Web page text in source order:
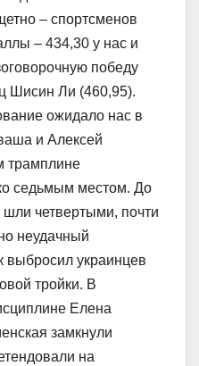
– спортсменов
– 434,30 у нас и
победу
Шисин Ли (460,95).
ожидало нас в
и Алексей
трамплине
седьмым местом. До
четвертыми, почти
неудачный
выбросил украинцев
тройки. В
Елена
замкнули
на